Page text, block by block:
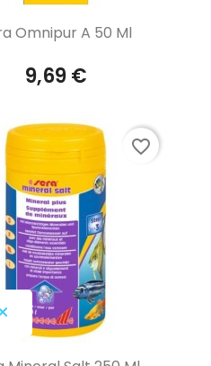
Aperçu rapide
Omnipur A 50 Ml
9,69 €
Aperçu rapide
favorite_border